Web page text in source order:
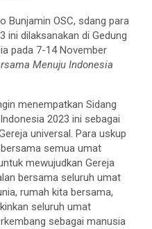
Bunjamin OSC, sdang para
ini dilaksanakan di Gedung
pada 7-14 November
Menuju Indonesia
menempatkan Sidang
2023 ini sebagai
universal. Para uskup
semua umat
mewujudkan Gereja
bersama seluruh umat
rumah kita bersama,
seluruh umat
sebagai manusia